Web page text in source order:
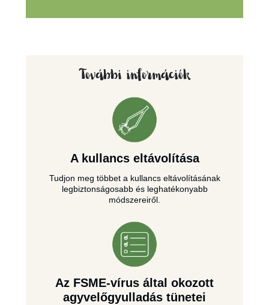
További információk
A kullancs eltávolítása
Tudjon meg többet a kullancs eltávolításának
legbiztonságosabb és leghatékonyabb
módszereiről.
Az FSME-vírus által okozott
agyvelőgyulladás tünetei